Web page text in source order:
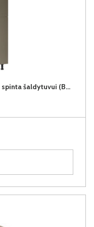
LANGEN BEIGE D60ZL-P/L virtuvės spinta šaldytuvui (Beige/Dab Artisan)